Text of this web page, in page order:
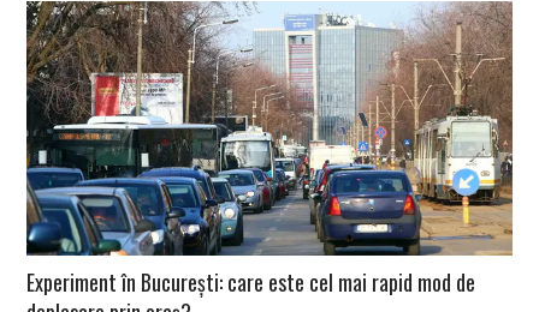
Experiment în București: care este cel mai rapid mod de